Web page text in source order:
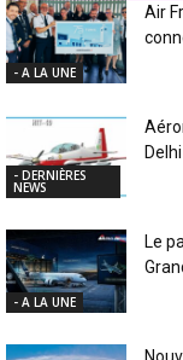
- A LA UNE
Air
- DERNIÈRES
NEWS
- A LA UNE
Le